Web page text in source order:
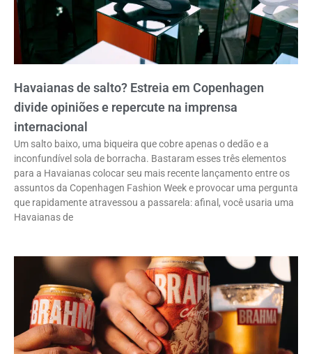
Havaianas de salto? Estreia em Copenhagen
divide opiniões e repercute na imprensa
internacional
Um salto baixo, uma biqueira que cobre apenas o dedão e a
inconfundível sola de borracha. Bastaram esses três elementos
para a Havaianas colocar seu mais recente lançamento entre os
assuntos da Copenhagen Fashion Week e provocar uma pergunta
que rapidamente atravessou a passarela: afinal, você usaria uma
Havaianas de